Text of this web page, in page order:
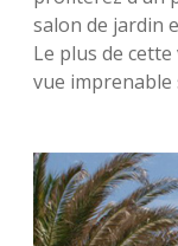
salon de jardin
Le plus de
vue imprenable